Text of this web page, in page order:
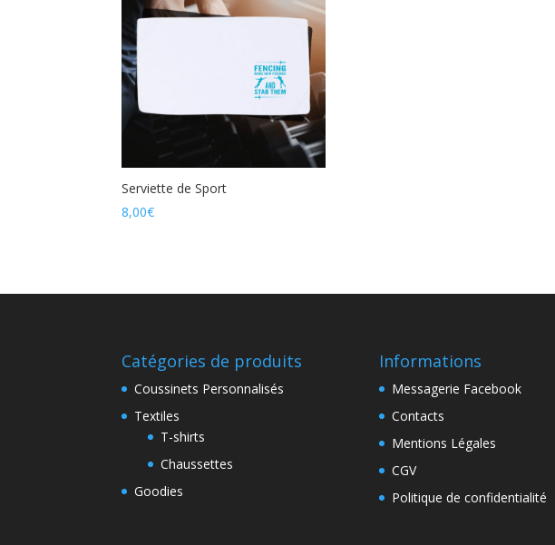
Serviette de Sport
8,00€
Catégories de produits
Coussinets Personnalisés
Textiles
T-shirts
Chaussettes
Goodies
Informations
Messagerie Facebook
Contacts
Mentions Légales
CGV
Politique de confidentialité